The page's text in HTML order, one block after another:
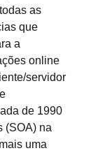
as
que
a
online
servidor
de 1990
(SOA) na
uma